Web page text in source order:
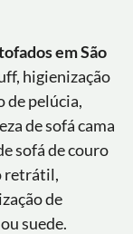
em São
higienização
de pelúcia,
de sofá cama
sofá de couro
retrátil,
de
suede.